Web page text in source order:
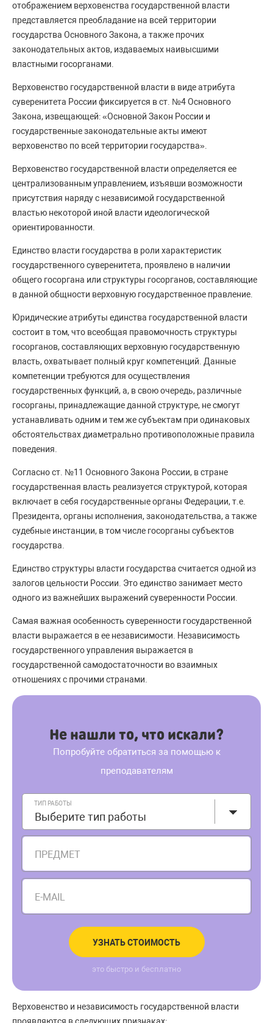
отображением верховенства государственной власти
представляется преобладание на всей территории
государства Основного Закона, а также прочих
законодательных актов, издаваемых наивысшими
властными госорганами.
Верховенство государственной власти в виде атрибута
суверенитета России фиксируется в ст. №4 Основного
Закона, извещающей: «Основной Закон России и
государственные законодательные акты имеют
верховенство по всей территории государства».
Верховенство государственной власти определяется ее
централизованным управлением, изъявши возможности
присутствия наряду с независимой государственной
властью некоторой иной власти идеологической
ориентированности.
Единство власти государства в роли характеристик
государственного суверенитета, проявлено в наличии
общего госоргана или структуры госорганов, составляющие
в данной общности верховную государственное правление.
Юридические атрибуты единства государственной власти
состоит в том, что всеобщая правомочность структуры
госорганов, составляющих верховную государственную
власть, охватывает полный круг компетенций. Данные
компетенции требуются для осуществления
государственных функций, а, в свою очередь, различные
госорганы, принадлежащие данной структуре, не смогут
устанавливать одним и тем же субъектам при одинаковых
обстоятельствах диаметрально противоположные правила
поведения.
Согласно ст. №11 Основного Закона России, в стране
государственная власть реализуется структурой, которая
включает в себя государственные органы Федерации, т.е.
Президента, органы исполнения, законодательства, а также
судебные инстанции, в том числе госорганы субъектов
государства.
Единство структуры власти государства считается одной из
залогов цельности России. Это единство занимает место
одного из важнейших выражений суверенности России.
Самая важная особенность суверенности государственной
власти выражается в ее независимости. Независимость
государственного управления выражается в
государственной самодостаточности во взаимных
отношениях с прочими странами.
Не нашли то, что искали?
Попробуйте обратиться за помощью к
преподавателям
ТИП РАБОТЫ
Выберите тип работы
ПРЕДМЕТ
E-MAIL
УЗНАТЬ СТОИМОСТЬ
это быстро и бесплатно
Верховенство и независимость государственной власти
проявляются в следующих признаках: